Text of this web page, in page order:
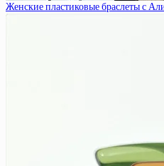
Женские пластиковые браслеты с